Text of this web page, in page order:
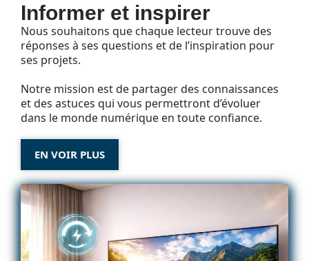
Informer et inspirer
Nous souhaitons que chaque lecteur trouve des
réponses à ses questions et de l’inspiration pour
ses projets.
Notre mission est de partager des connaissances
et des astuces qui vous permettront d’évoluer
dans le monde numérique en toute confiance.
EN VOIR PLUS